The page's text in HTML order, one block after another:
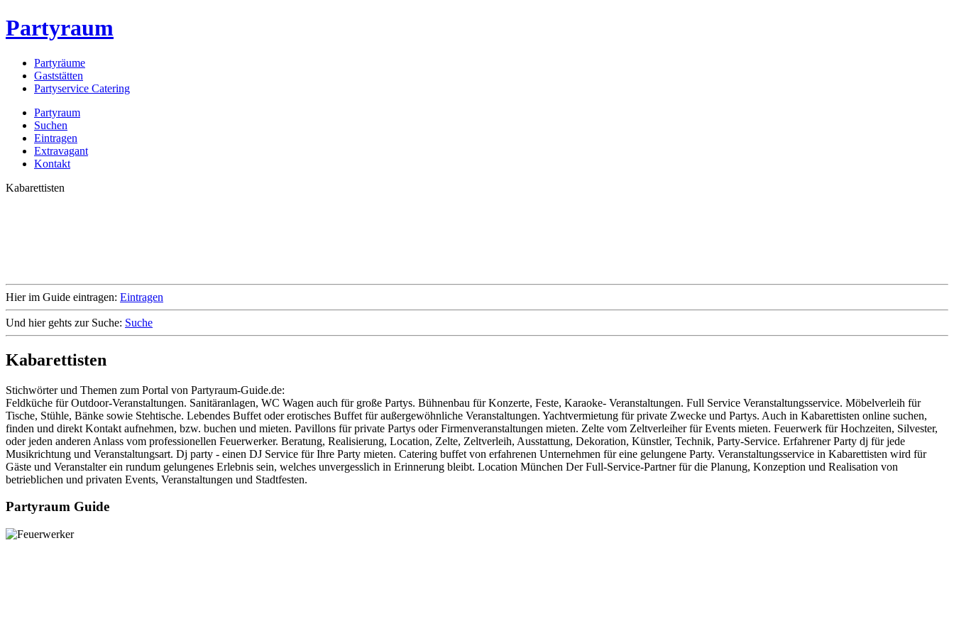
Partyraum
Partyräume
Gaststätten
Partyservice Catering
Partyraum
Suchen
Eintragen
Extravagant
Kontakt
Kabarettisten
Hier im Guide eintragen: Eintragen
Und hier gehts zur Suche: Suche
Kabarettisten
Stichwörter und Themen zum Portal von Partyraum-Guide.de:
Feldküche für Outdoor-Veranstaltungen. Sanitäranlagen, WC Wagen auch für große Partys. Bühnenbau für Konzerte, Feste, Karaoke- Veranstaltungen. Full Service Veranstaltungsservice. Möbelverleih für
Tische, Stühle, Bänke sowie Stehtische. Lebendes Buffet oder erotisches Buffet für außergewöhnliche Veranstaltungen. Yachtvermietung für private Zwecke und Partys. Auch in Kabarettisten online suchen,
finden und direkt Kontakt aufnehmen, bzw. buchen und mieten. Pavillons für private Partys oder Firmenveranstaltungen mieten. Zelte vom Zeltverleiher für Events mieten. Feuerwerk für Hochzeiten, Silvester,
oder jeden anderen Anlass vom professionellen Feuerwerker. Beratung, Realisierung, Location, Zelte, Zeltverleih, Ausstattung, Dekoration, Künstler, Technik, Party-Service. Erfahrener Party dj für jede
Musikrichtung und Veranstaltungsart. Dj party - einen DJ Service für Ihre Party mieten. Catering buffet von erfahrenen Unternehmen für eine gelungene Party. Veranstaltungsservice in Kabarettisten wird für
Gäste und Veranstalter ein rundum gelungenes Erlebnis sein, welches unvergesslich in Erinnerung bleibt. Location München Der Full-Service-Partner für die Planung, Konzeption und Realisation von
betrieblichen und privaten Events, Veranstaltungen und Stadtfesten.
Partyraum Guide